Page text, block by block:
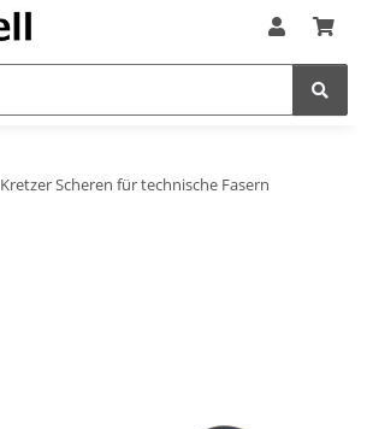
Kretzer Scheren für technische Fasern